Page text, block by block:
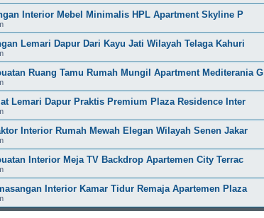
Interior Mebel Minimalis HPL Apartment Skyline P
Lemari Dapur Dari Kayu Jati Wilayah Telaga Kahuri
Ruang Tamu Rumah Mungil Apartment Mediterania G
Lemari Dapur Praktis Premium Plaza Residence Inter
Interior Rumah Mewah Elegan Wilayah Senen Jakar
Interior Meja TV Backdrop Apartemen City Terrac
Interior Kamar Tidur Remaja Apartemen Plaza